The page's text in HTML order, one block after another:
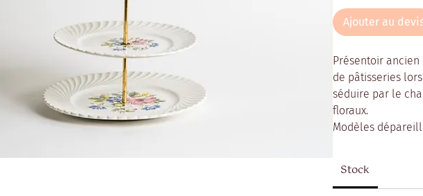
Ajouter au
Présentoir
de pâtisseries
séduire par le
floraux.
Modèles
Stock